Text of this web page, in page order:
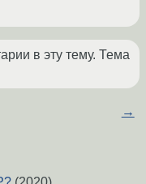
в эту тему. Тема
→